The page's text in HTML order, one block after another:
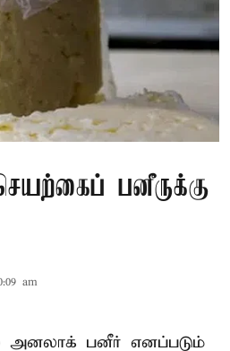
பனீருக்கு
am
அனலாக் பனீர் எனப்படும்